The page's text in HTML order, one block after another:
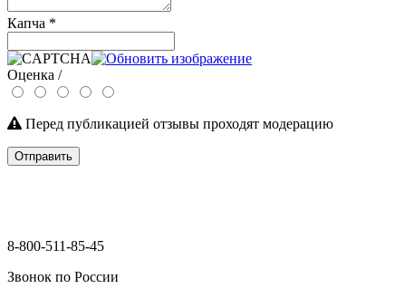
Капча *
Оценка /
Перед публикацией отзывы проходят модерацию
Отправить
8-800-511-85-45
Звонок по России